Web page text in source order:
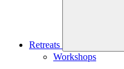
Retreats
Workshops